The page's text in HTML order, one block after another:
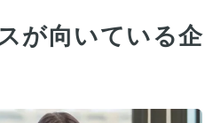
が向いている企